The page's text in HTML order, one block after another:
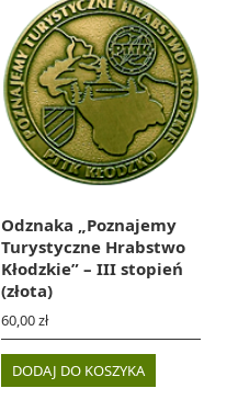
Odznaka „Poznajemy
Turystyczne Hrabstwo
Kłodzkie” – III stopień
(złota)
60,00zł
DODAJ DO KOSZYKA